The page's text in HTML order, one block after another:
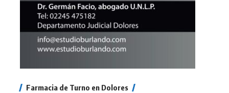
Farmacia de Turno en Dolores